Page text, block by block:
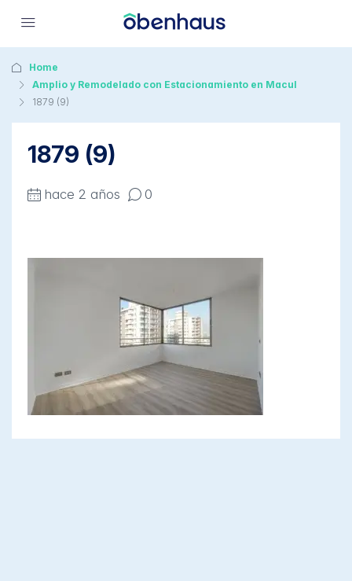
Home
Amplio y Remodelado con Estacionamiento en Macul
1879 (9)
1879 (9)
hace 2 años 0